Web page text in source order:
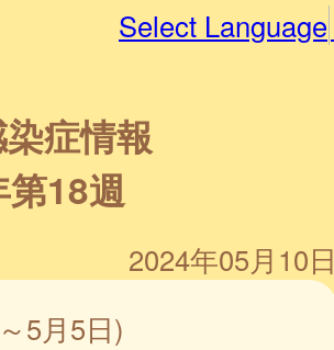
Select Language
症情報
18週
2024年05月10日
5月5日)